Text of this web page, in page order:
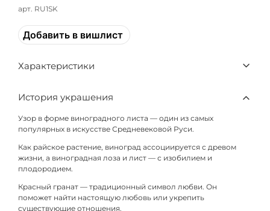
арт. RU1SK
Добавить в вишлист
Характеристики
История украшения
Узор в форме виноградного листа — один из самых
популярных в искусстве Средневековой Руси.
Как райское растение, виноград ассоциируется с древом
жизни, а виноградная лоза и лист — с изобилием и
плодородием.
Красный гранат — традиционный символ любви. Он
поможет найти настоящую любовь или укрепить
существующие отношения.